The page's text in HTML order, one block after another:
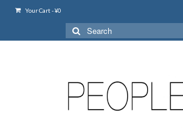
Your Cart-¥0
Search
for: